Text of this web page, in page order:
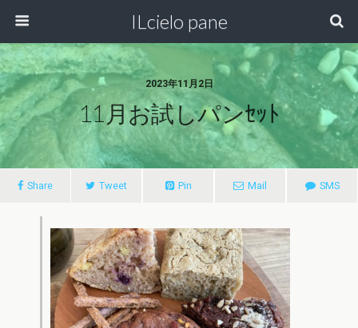
ILcielo pane
2023年11月2日
11月お試しパンｾｯﾄ
Share Tweet Pin Mail SMS